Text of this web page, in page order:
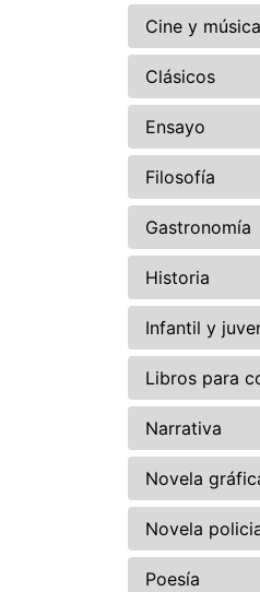
Cine y música
Clásicos
Ensayo
Filosofía
Gastronomía
Historia
Infantil y
Libros para
Narrativa
Novela
Novela
Poesía